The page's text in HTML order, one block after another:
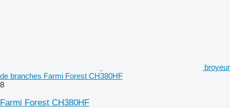
broyeur
de branches Farmi Forest CH380HF
8
Farmi Forest CH380HF